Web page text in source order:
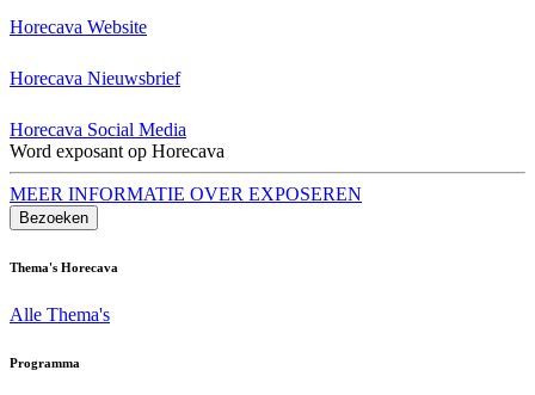
Horecava Website
Horecava Nieuwsbrief
Horecava Social Media
Word exposant op Horecava
MEER INFORMATIE OVER EXPOSEREN
Bezoeken
Thema's Horecava
Alle Thema's
Programma